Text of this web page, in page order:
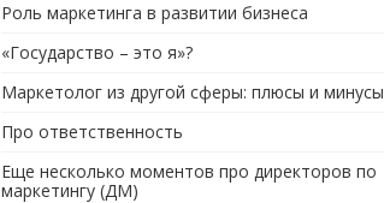
Роль маркетинга в развитии бизнеса
«Государство – это я»?
Маркетолог из другой сферы: плюсы и минусы
Про ответственность
Еще несколько моментов про директоров по
маркетингу (ДМ)